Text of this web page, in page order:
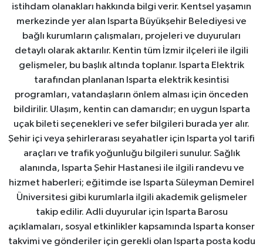
istihdam olanakları hakkında bilgi verir. Kentsel yaşamın
merkezinde yer alan Isparta Büyükşehir Belediyesi ve
bağlı kurumların çalışmaları, projeleri ve duyuruları
detaylı olarak aktarılır. Kentin tüm İzmir ilçeleri ile ilgili
gelişmeler, bu başlık altında toplanır. Isparta Elektrik
tarafından planlanan Isparta elektrik kesintisi
programları, vatandaşların önlem alması için önceden
bildirilir. Ulaşım, kentin can damarıdır; en uygun Isparta
uçak bileti seçenekleri ve sefer bilgileri burada yer alır.
Şehir içi veya şehirlerarası seyahatler için Isparta yol tarifi
araçları ve trafik yoğunluğu bilgileri sunulur. Sağlık
alanında, Isparta Şehir Hastanesi ile ilgili randevu ve
hizmet haberleri; eğitimde ise Isparta Süleyman Demirel
Üniversitesi gibi kurumlarla ilgili akademik gelişmeler
takip edilir. Adli duyurular için Isparta Barosu
açıklamaları, sosyal etkinlikler kapsamında Isparta konser
takvimi ve gönderiler için gerekli olan Isparta posta kodu